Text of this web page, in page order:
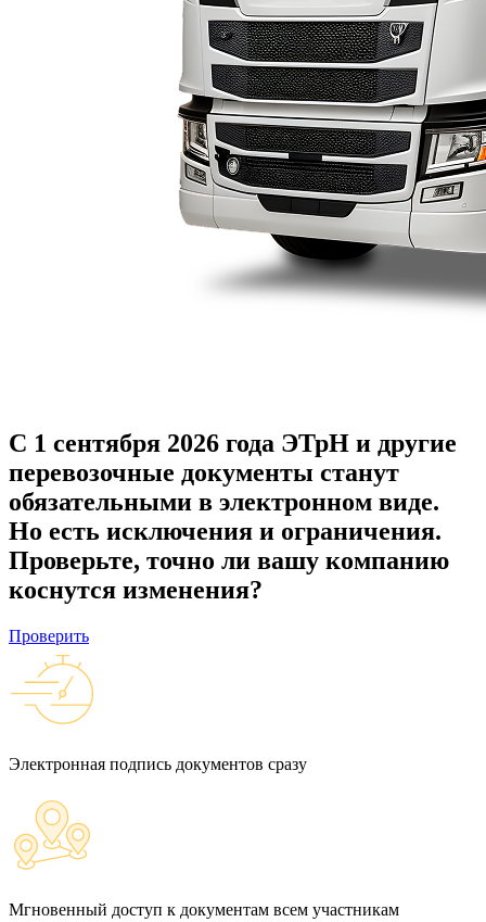
С 1 сентября 2026 года ЭТрН и другие
перевозочные документы станут
обязательными в электронном виде.
Но есть исключения и ограничения.
Проверьте, точно ли вашу компанию
коснутся изменения?
Проверить
Электронная подпись документов сразу
Мгновенный доступ к документам всем участникам